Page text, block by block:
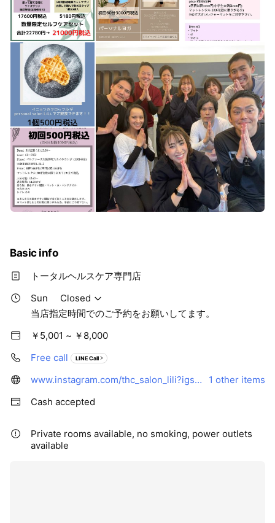
Basic info
トータルヘルスケア専門店
Sun
Closed
当店指定時間でのご予約をお願いしてます。
￥5,001 ~ ￥8,000
Free call
LINE Call
www.instagram.com/thc_salon_lili?igsh=ZjZsaHQwc2p1MGQ0&utm_source=qr
1 other items
Cash accepted
Private rooms available, no smoking, power outlets
available